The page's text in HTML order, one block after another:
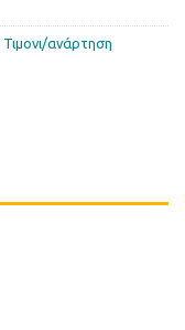
Τιµονι/ανάρτηση